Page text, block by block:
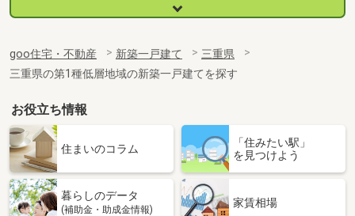
goo住宅・不動産 新築一戸建て
三重県
三重県の第1種低層地域の新築一戸建てを探す
お役立ち情報
住まいのコラム
「住みたい駅」
を見つけよう
暮らしのデータ
(補助金・助成金情報)
家賃相場